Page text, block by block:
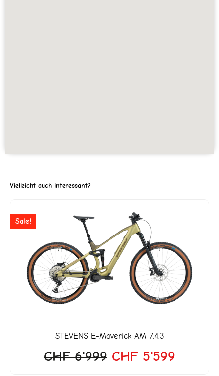
Vielleicht auch interessant?
Sale!
STEVENSE-Maverick AM 7.4.3
CHF6'999
Ursprünglicher
Preis
war:
CHF 6'999
CHF 5'599
ist:
CHF